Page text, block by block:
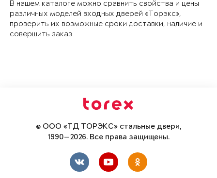
В нашем каталоге можно сравнить свойства и цены
различных моделей входных дверей «Торэкс»,
проверить их возможные сроки доставки, наличие и
совершить заказ.
© ООО «ТД ТОРЭКС» стальные двери,
1990—2026. Все права защищены.